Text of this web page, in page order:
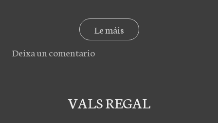
Le máis
Deixa un comentario
VALS REGAL